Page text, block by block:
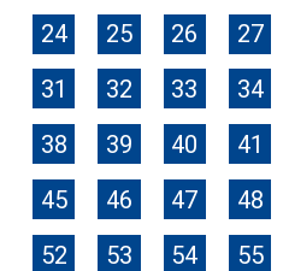
24
25 26 27
31
32 33 34
38
39 40 41
45
46 47 48
52
53 54 55